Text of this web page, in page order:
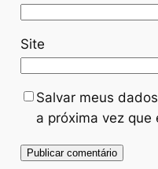
Site
Salvar meus
a próxima vez que